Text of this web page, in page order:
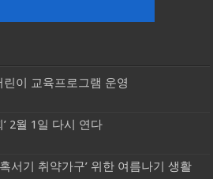
이 교육프로그램 운영
2월 1일 다시 연다
서기 취약가구’ 위한 여름나기 생활